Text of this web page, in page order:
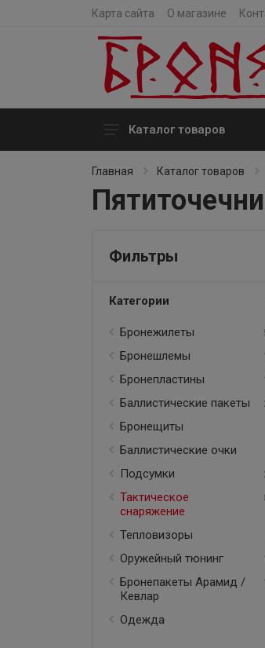
Карта сайта О магазине
Бронежилеты
Бронешлемы
Баллистические пакеты
Подсумки
Тактическое снаряжение
Тепловизоры
Бронепакеты Арамид / Кевлар
Одежда
Бронещиты
Каталог товаров
Главная Каталог товаров
Фильтры
Категории
Бронежилеты
Бронешлемы
Бронепластины
Баллистические пакеты
Бронещиты
Баллистические очки
Подсумки
Тактическое
снаряжение
Тепловизоры
Оружейный тюнинг
Бронепакеты Арамид /
Кевлар
Одежда